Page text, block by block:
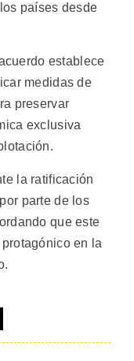
países desde
establece
medidas de
preservar
exclusiva
la ratificación
parte de los
que este
en la